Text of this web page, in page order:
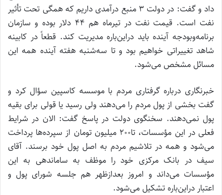
داد و گفت: در دولت 3 منبع درآمدی داریم که همگی تحت تأثیر
نفت است. قیمت نفت در تیرماه هم 44 دلار بوده و سازمان
برنامه‌وبودجه آینده باید دراین‌باره مدیریت کند. قطعاً در کابینه
شاهد تغییراتی خواهیم بود و تا سه‌شنبه هفته آینده همه این
مسائل مشخص می‌شود.
خبرنگاری درباره گرفتاری مردم با موسسه کاسپین سؤال کرد و
گفت بخشی از پول مردم را می‌دهند ولی رسید یا قولی برای بقیه
پول نمی‌دهند. سخنگوی دولت در پاسخ گفت: الان در شرایط
فعلی در این مؤسسات، تا200 میلیون تومان از سپرده‌ها پرداخت
می‌شود و همه در تلاشیم مردم به اصل پول خود برسند. آقای
سیف در بانک مرکزی خود را موظف به ساماندهی به این
مؤسسات می‌داند و امروز بعدازظهر هم جلسه شورای پول و
اعتبار دراین‌باره تشکیل می‌شود.